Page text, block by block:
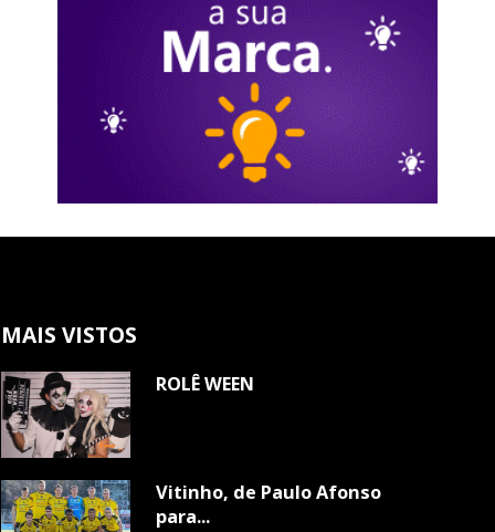
MAIS VISTOS
ROLÊ WEEN
Vitinho, de Paulo Afonso
para...